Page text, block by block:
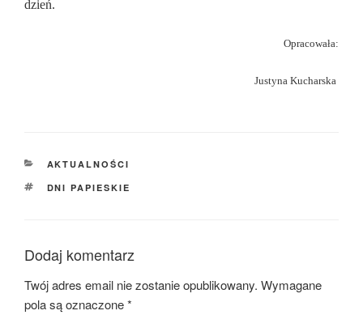
dzień.
Opracowała:
Justyna Kucharska
KATEGORIE
AKTUALNOŚCI
TAGI
DNI PAPIESKIE
Dodaj komentarz
Twój adres email nie zostanie opublikowany. Wymagane
pola są oznaczone*